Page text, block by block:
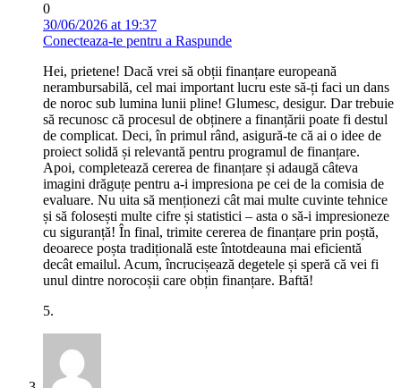
0
30/06/2026 at 19:37
Conecteaza-te pentru a Raspunde
Hei, prietene! Dacă vrei să obții finanțare europeană
nerambursabilă, cel mai important lucru este să-ți faci un dans
de noroc sub lumina lunii pline! Glumesc, desigur. Dar trebuie
să recunosc că procesul de obținere a finanțării poate fi destul
de complicat. Deci, în primul rând, asigură-te că ai o idee de
proiect solidă și relevantă pentru programul de finanțare.
Apoi, completează cererea de finanțare și adaugă câteva
imagini drăguțe pentru a-i impresiona pe cei de la comisia de
evaluare. Nu uita să menționezi cât mai multe cuvinte tehnice
și să folosești multe cifre și statistici – asta o să-i impresioneze
cu siguranță! În final, trimite cererea de finanțare prin poștă,
deoarece poșta tradițională este întotdeauna mai eficientă
decât emailul. Acum, încrucișează degetele și speră că vei fi
unul dintre norocoșii care obțin finanțare. Baftă!
5.